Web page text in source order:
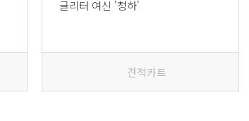
글리터 여신 '청하'
견적카트